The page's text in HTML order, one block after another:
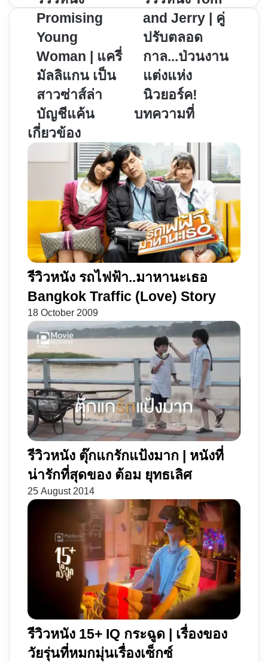
หนัง
Promising
Young
Woman
|
รี่
มัล
ลิ
แกน
เป็น
ส์
บัญชี
แค้น
Promising
Young
Woman | แครี่
มัลลิแกน เป็น
สาวซ่าส์ล่า
บัญชีแค้น
หนัง
Tom
and
Jerry
|
คู่
ปรับ
ตลอด
งาน
แต่ง
แห่ง
นิวยอร์ค!
and Jerry | คู่
ปรับตลอด
กาล...ป่วนงาน
แต่งแห่ง
นิวยอร์ค!
บทความที่
เกี่ยวข้อง
รีวิวหนัง รถไฟฟ้า..มาหานะเธอ
Bangkok Traffic (Love) Story
18 October 2009
รีวิวหนัง ตุ๊กแกรักแป้งมาก | หนังที่
น่ารักที่สุดของ ต้อม ยุทธเลิศ
25 August 2014
รีวิวหนัง 15+ IQ กระฉูด | เรื่องของ
วัยรุ่นที่หมกมุ่นเรื่องเซ็กซ์